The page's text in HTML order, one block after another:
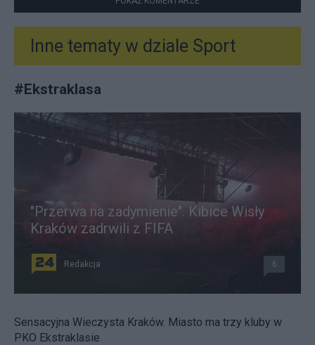
Inne tematy w dziale Sport
#Ekstraklasa
"Przerwa na zadymienie". Kibice Wisły
Kraków zadrwili z FIFA
Redakcja 6
Sensacyjna Wieczysta Kraków. Miasto ma trzy kluby w
PKO Ekstraklasie